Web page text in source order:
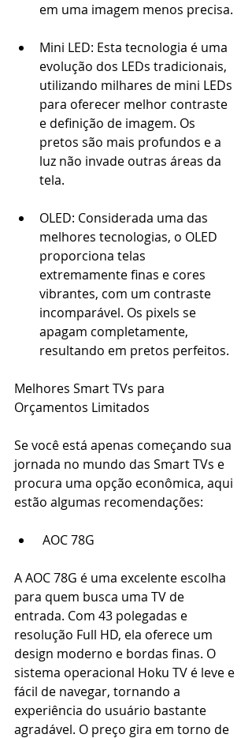
em uma imagem menos precisa.
Mini LED: Esta tecnologia é uma
evolução dos LEDs tradicionais,
utilizando milhares de mini LEDs
para oferecer melhor contraste
e definição de imagem. Os
pretos são mais profundos e a
luz não invade outras áreas da
tela.
OLED: Considerada uma das
melhores tecnologias, o OLED
proporciona telas
extremamente finas e cores
vibrantes, com um contraste
incomparável. Os pixels se
apagam completamente,
resultando em pretos perfeitos.
Melhores Smart TVs para
Orçamentos Limitados
Se você está apenas começando sua
jornada no mundo das Smart TVs e
procura uma opção econômica, aqui
estão algumas recomendações:
AOC 78G
A AOC 78G é uma excelente escolha
para quem busca uma TV de
entrada. Com 43 polegadas e
resolução Full HD, ela oferece um
design moderno e bordas finas. O
sistema operacional Hoku TV é leve e
fácil de navegar, tornando a
experiência do usuário bastante
agradável. O preço gira em torno de